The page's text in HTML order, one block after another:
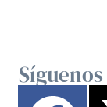
Síguenos